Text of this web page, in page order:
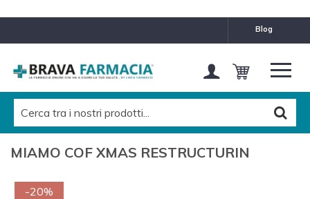
blog
MIAMO COF XMAS RESTRUCTURIN
-20%